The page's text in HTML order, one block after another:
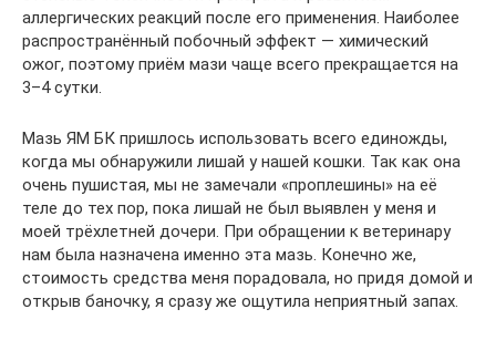
аллергических реакций после его применения. Наиболее
распространённый побочный эффект — химический
ожог, поэтому приём мази чаще всего прекращается на
3–4 сутки.
Мазь ЯМ БК пришлось использовать всего единожды,
когда мы обнаружили лишай у нашей кошки. Так как она
очень пушистая, мы не замечали «проплешины» на её
теле до тех пор, пока лишай не был выявлен у меня и
моей трёхлетней дочери. При обращении к ветеринару
нам была назначена именно эта мазь. Конечно же,
стоимость средства меня порадовала, но придя домой и
открыв баночку, я сразу же ощутила неприятный запах.